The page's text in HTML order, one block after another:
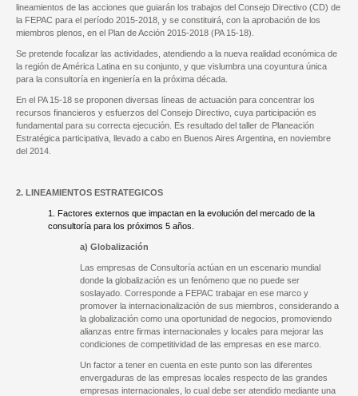
lineamientos de las acciones que guiarán los trabajos del Consejo Directivo (CD) de
la FEPAC para el período 2015-2018, y se constituirá, con la aprobación de los
miembros plenos, en el Plan de Acción 2015-2018 (PA 15-18).
Se pretende focalizar las actividades, atendiendo a la nueva realidad económica de
la región de América Latina en su conjunto, y que vislumbra una coyuntura única
para la consultoría en ingeniería en la próxima década.
En el PA 15-18 se proponen diversas líneas de actuación para concentrar los
recursos financieros y esfuerzos del Consejo Directivo, cuya participación es
fundamental para su correcta ejecución. Es resultado del taller de Planeación
Estratégica participativa, llevado a cabo en Buenos Aires Argentina, en noviembre
del 2014.
2. LINEAMIENTOS ESTRATEGICOS
1. Factores externos que impactan en la evolución del mercado de la
consultoría para los próximos 5 años.
a) Globalización
Las empresas de Consultoría actúan en un escenario mundial
donde la globalización es un fenómeno que no puede ser
soslayado. Corresponde a FEPAC trabajar en ese marco y
promover la internacionalización de sus miembros, considerando a
la globalización como una oportunidad de negocios, promoviendo
alianzas entre firmas internacionales y locales para mejorar las
condiciones de competitividad de las empresas en ese marco.
Un factor a tener en cuenta en este punto son las diferentes
envergaduras de las empresas locales respecto de las grandes
empresas internacionales, lo cual debe ser atendido mediante una